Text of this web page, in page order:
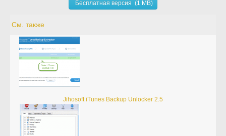
Бесплатная версия (1 MB)
См. также
Jihosoft iTunes Backup Unlocker 2.5